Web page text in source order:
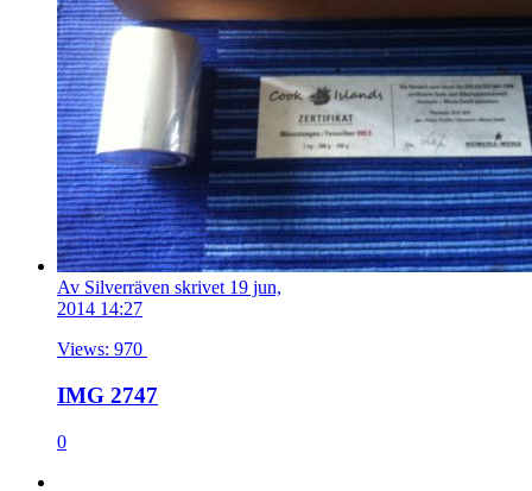
Av Silverräven skrivet 19 jun,
2014 14:27
Views: 970
IMG 2747
0